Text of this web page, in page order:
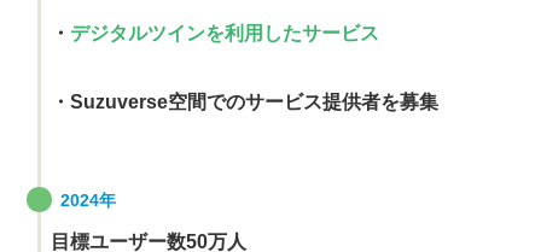
・ デジタルツインを利用したサービス
・Suzuverse空間でのサービス提供者を募集
2024年
目標ユーザー数50万人